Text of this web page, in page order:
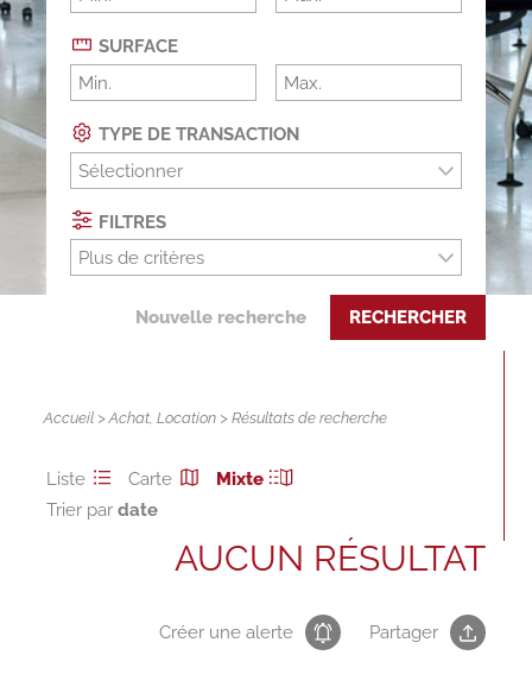
SURFACE
TYPE DE TRANSACTION
Sélectionner
FILTRES
Plus de critères
Nouvelle recherche RECHERCHER
Accueil >Achat,Location > Résultats de recherche
Liste Carte
Mixte
Trier par
AUCUN RÉSULTAT
Créer une alerte Partager